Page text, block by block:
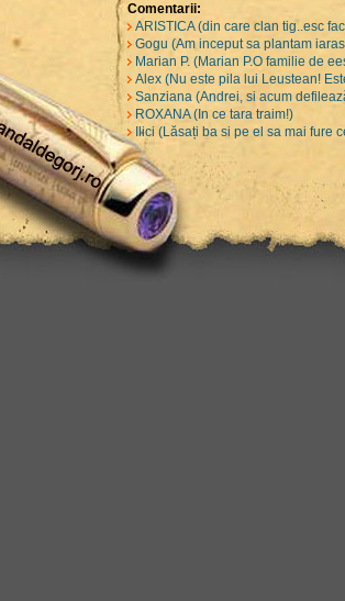
Comentarii:
ARISTICA (din care clan tig..esc
Gogu (Am inceput sa plantam
Marian P. (Marian P.O familie de
Alex (Nu este pila lui Leustean!
Sanziana (Andrei, si acum
ROXANA (In ce tara traim!)
Ilici (Lăsați ba si pe el sa mai fure